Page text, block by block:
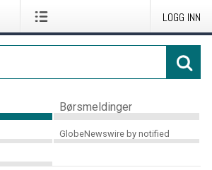
LOGG INN
Børsmeldinger
GlobeNewswire by notified